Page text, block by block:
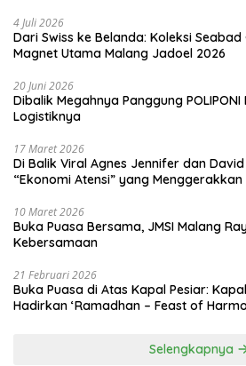
4 Juli 2026
Dari Swiss ke Belanda: Koleksi
Magnet Utama Malang Jadoel 2026
20 Juni 2026
Dibalik Megahnya Panggung
Logistiknya
17 Maret 2026
Di Balik Viral Agnes Jennifer dan
“Ekonomi Atensi” yang
10 Maret 2026
Buka Puasa Bersama, JMSI Malang
Kebersamaan
21 Februari 2026
Buka Puasa di Atas Kapal Pesiar:
Hadirkan ‘Ramadhan – Feast of
Selengkapnya